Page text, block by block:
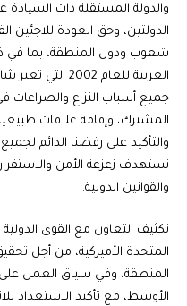
والدولة المستقلة ذات
الدولتين، وحق العودة
شعوب ودول المنطقة، بما في
العربية للعام
جميع أسباب النزاع والصراعات
المشترك، وإقامة علاقات
والتأكيد على رفضنا الدائم
تستهدف زعزعة الأمن والاستقرار
والقوانين الدولية.
تكثيف التعاون مع القوى
المتحدة الأميركية، من أجل
المنطقة، وفي سياق العمل على
الأوسط، مع تأكيد الاستعداد